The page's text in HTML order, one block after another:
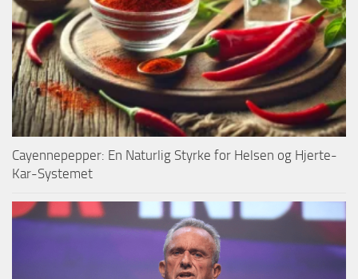
Cayennepepper: En Naturlig Styrke for Helsen og Hjerte-
Kar-Systemet